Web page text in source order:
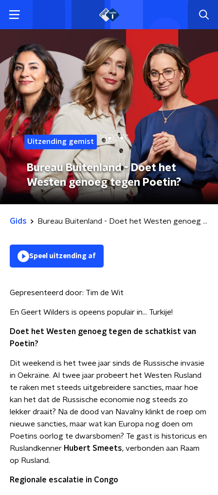
Uitzending gemist
Bureau Buitenland - Doet het
Westen genoeg tegen Poetin?
Gids Bureau Buitenland - Doet het Westen genoeg tegen Poetin?
Speel uitzending af
Gepresenteerd door: Tim de Wit
En Geert Wilders is opeens populair in... Turkije!
Doet het Westen genoeg tegen de schatkist van
Poetin?
Dit weekend is het twee jaar sinds de Russische invasie
in Oekraïne. Al twee jaar probeert het Westen Rusland
te raken met steeds uitgebreidere sancties, maar hoe
kan het dat de Russische economie nog steeds zo
lekker draait? Na de dood van Navalny klinkt de roep om
nieuwe sancties, maar wat kan Europa nog doen om
Poetins oorlog te dwarsbomen? Te gast is historicus en
Ruslandkenner Hubert Smeets, verbonden aan Raam
op Rusland.
Regionale escalatie in Congo